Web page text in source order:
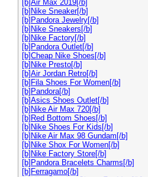
[b]Air Max 2019[/b]
[b]Nike Sneaker[/b]
[b]Pandora Jewelry[/b]
[b]Nike Sneakers[/b]
[b]Nike Factory[/b]
[b]Pandora Outlet[/b]
[b]Cheap Nike Shoes[/b]
[b]Nike Presto[/b]
[b]Air Jordan Retro[/b]
[b]Fila Shoes For Women[/b]
[b]Pandora[/b]
[b]Asics Shoes Outlet[/b]
[b]Nike Air Max 720[/b]
[b]Red Bottom Shoes[/b]
[b]Nike Shoes For Kids[/b]
[b]Nike Air Max 98 Gundam[/b]
[b]Nike Shox For Women[/b]
[b]Nike Factory Store[/b]
[b]Pandora Bracelets Charms[/b]
[b]Ferragamo[/b]